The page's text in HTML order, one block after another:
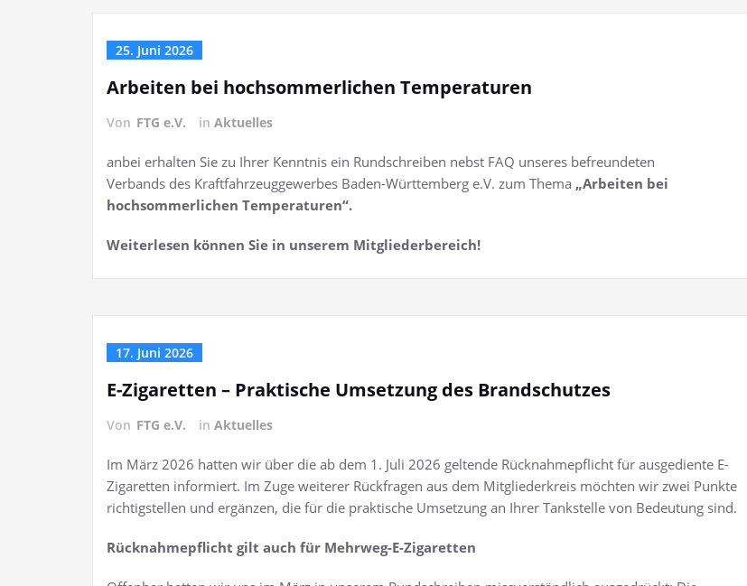
25. Juni 2026
Arbeiten bei hochsommerlichen Temperaturen
Von FTG e.V. in Aktuelles
anbei erhalten Sie zu Ihrer Kenntnis ein Rundschreiben nebst FAQ unseres befreundeten
Verbands des Kraftfahrzeuggewerbes Baden-Württemberg e.V. zum Thema „Arbeiten bei
hochsommerlichen Temperaturen“.
Weiterlesen können Sie in unserem Mitgliederbereich!
17. Juni 2026
E-Zigaretten – Praktische Umsetzung des Brandschutzes
Von FTG e.V. in Aktuelles
Im März 2026 hatten wir über die ab dem 1. Juli 2026 geltende Rücknahmepflicht für ausgediente E-
Zigaretten informiert. Im Zuge weiterer Rückfragen aus dem Mitgliederkreis möchten wir zwei Punkte
richtigstellen und ergänzen, die für die praktische Umsetzung an Ihrer Tankstelle von Bedeutung sind.
Rücknahmepflicht gilt auch für Mehrweg-E-Zigaretten